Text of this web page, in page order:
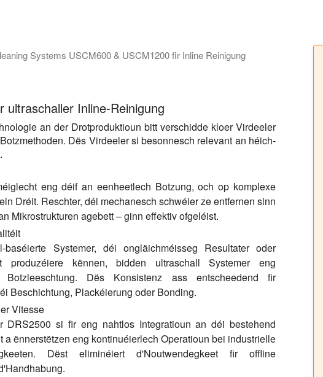
Systems USCM600 & USCM1200 fir Inline Reinigung
USCM600 a USCM1200 fir Inline Reinigung vun Drähten a
ultraschaller Inline-Reinigung
an der Drotproduktioun bitt verschidde kloer Virdeeler
Dës Virdeeler si besonnesch relevant an héich-
eng déif an eenheetlech Botzung, och op komplexe
Dréit. Reschter, déi mechanesch schwéier ze entfernen sinn
Mikrostrukturen agebett – ginn effektiv ofgeléist.
Systemer, déi ongläichméisseg Resultater oder
produzéiere kënnen, bidden ultraschall Systemer eng
Dës Konsistenz ass entscheedend fir
Beschichtung, Plackéierung oder Bonding.
Vitesse
DRS2500 si fir eng nahtlos Integratioun an déi bestehend
a ënnerstëtzen eng kontinuéierlech Operatioun bei industrielle
Dëst eliminéiert d'Noutwendegkeet fir offline